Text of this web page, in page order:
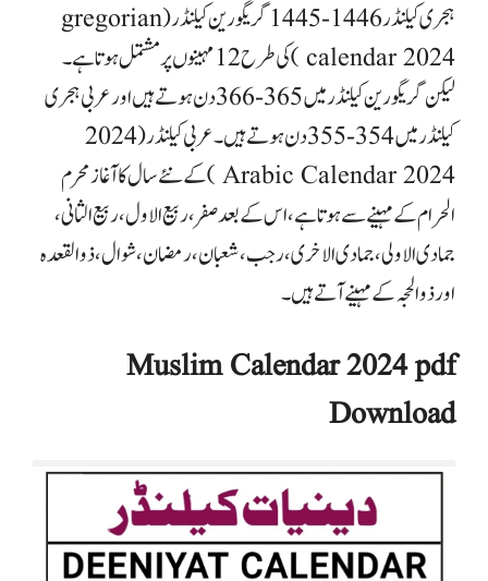
ہجری کیلنڈر 1446-1445 گریگورین کیلنڈر ( gregorian
calendar 2024 ) کی طرح 12 مہینوں پر مشتمل ہوتا ہے۔
لیکن گریگورین کیلنڈر میں 365-366 دن ہوتے ہیں اور عربی ہجری
کیلنڈر میں 354-355 دن ہوتے ہیں۔ عربی کیلنڈر (2024
Arabic Calendar 2024 ) کے نئے سال کا آغاز محرم
الحرام کے مہینے سے ہوتا ہے، اس کے بعد صفر ، ربیع الاول، ربیع الثانی،
جمادی الاولی، جمادی الاخری، رجب ، شعبان، رمضان، شوال، ذوالقعدہ
اور ذوالحجہ کے مہینے آتے ہیں۔
Muslim Calendar 2024 pdf
Download